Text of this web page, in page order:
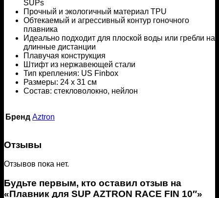
SUPs
Прочный и экологичный материал TPU
Обтекаемый и агрессивный контур гоночного
плавника
Идеально подходит для плоской воды или гребли на
длинные дистанции
Плавучая конструкция
Штифт из нержавеющей стали
Тип крепления: US Finbox
Размеры: 24 х 31 см
Состав: стекловолокно, нейлон
Бренд Aztron
Отзывы
Отзывов пока нет.
Будьте первым, кто оставил отзыв на
«Плавник для SUP AZTRON RACE FIN 10″»